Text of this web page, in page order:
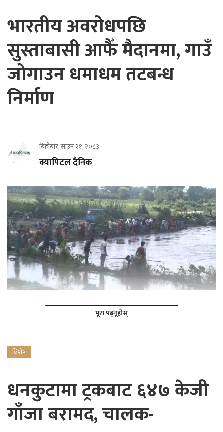
भारतीय अवरोधपछि
सुस्ताबासी आफैँ मैदानमा, गाउँ
जोगाउन धमाधम तटबन्ध
निर्माण
बिहीबार, साउन २१, २०८३
क्यापिटल दैनिक
पूरा पढ्नूहोस्
विशेष
धनकुटामा ट्रकबाट ६४७ केजी
गाँजा बरामद, चालक-